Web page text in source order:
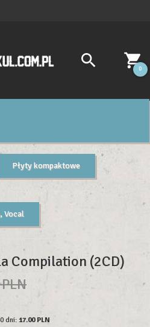
0
Płyty kompaktowe
Vocal
Compilation (2CD)
dni: 17.00 PLN